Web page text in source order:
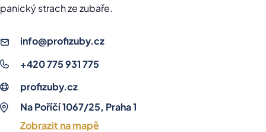
panický strach ze zubaře.
info@profizuby.cz
+420 775 931 775
profizuby.cz
Na Poříčí 1067/25, Praha 1
Zobrazit na mapě